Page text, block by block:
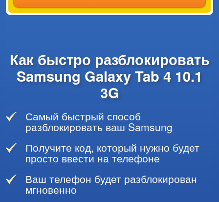
Как быстро разблокировать
Samsung Galaxy Tab 4 10.1
3G
Самый быстрый способ
разблокировать ваш Samsung
Получите код, который нужно будет
просто ввести на телефоне
Ваш телефон будет разблокирован
мгновенно